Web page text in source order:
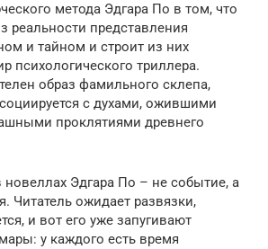
метода Эдгара По в том, что
реальности представления
и тайном и строит из них
психологического триллера.
образ фамильного склепа,
с духами, ожившими
проклятиями древнего
Эдгара По – не событие, а
Читатель ожидает развязки,
и вот его уже запугивают
у каждого есть время